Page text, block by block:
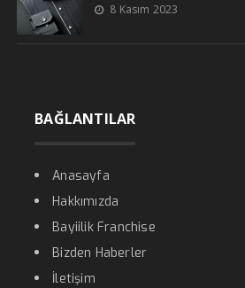
8 Kasım 2023
BAĞLANTILAR
Anasayfa
Hakkımızda
Bayiilik Franchise
Bizden Haberler
İletişim